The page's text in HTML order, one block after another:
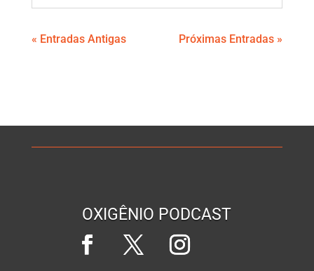
« Entradas Antigas Próximas Entradas »
OXIGÊNIO PODCAST